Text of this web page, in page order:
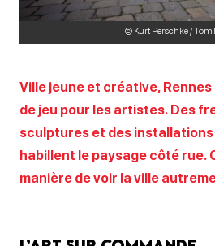
© Kurt Perschke / Tom
Ville jeune et créative,
de jeu pour les artistes. Des
sculptures et des
habillent le paysage côté rue.
manière de voir la ville